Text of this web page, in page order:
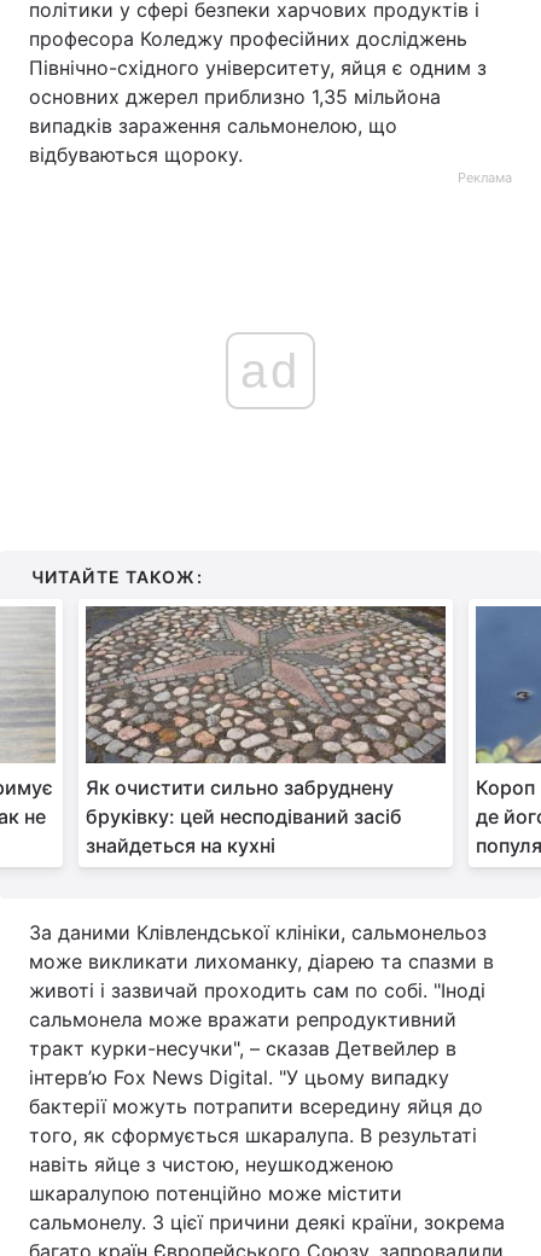
політики у сфері безпеки харчових продуктів і
професора Коледжу професійних досліджень
Північно-східного університету, яйця є одним з
основних джерел приблизно 1,35 мільйона
випадків зараження сальмонелою, що
відбуваються щороку.
Реклама
ad
ЧИТАЙТЕ ТАКОЖ:
не
Як очистити сильно забруднену
бруківку: цей несподіваний засіб
знайдеться на кухні
Короп
де
За даними Клівлендської клініки, сальмонельоз
може викликати лихоманку, діарею та спазми в
животі і зазвичай проходить сам по собі. "Іноді
сальмонела може вражати репродуктивний
тракт курки-несучки", – сказав Детвейлер в
інтерв’ю Fox News Digital. "У цьому випадку
бактерії можуть потрапити всередину яйця до
того, як сформується шкаралупа. В результаті
навіть яйце з чистою, неушкодженою
шкаралупою потенційно може містити
сальмонелу. З цієї причини деякі країни, зокрема
багато країн Європейського Союзу, запровадили